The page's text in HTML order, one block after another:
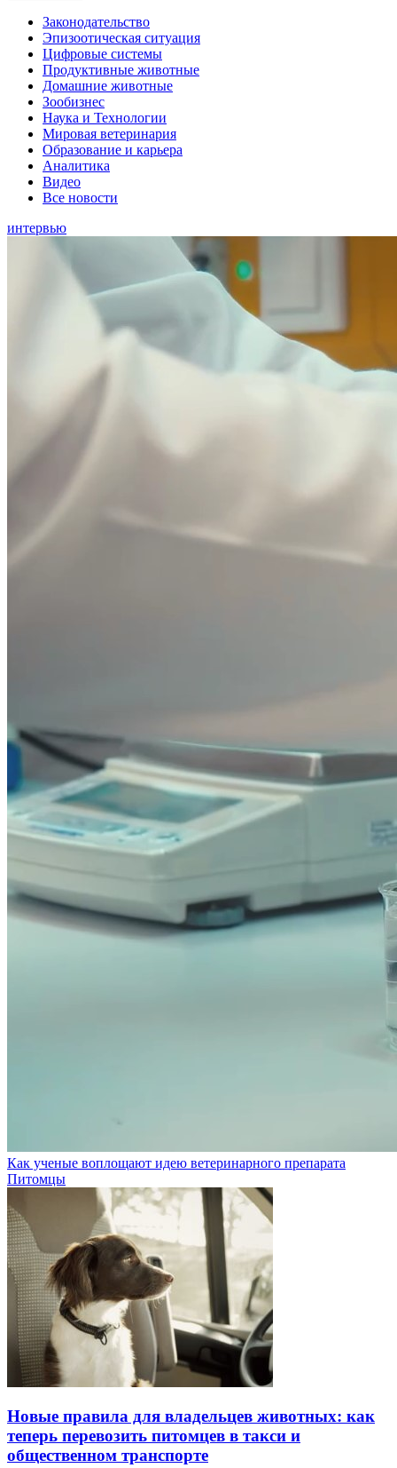
Законодательство
Эпизоотическая ситуация
Цифровые системы
Продуктивные животные
Домашние животные
Зообизнес
Наука и Технологии
Мировая ветеринария
Образование и карьера
Аналитика
Видео
Все новости
интервью
Как ученые воплощают идею ветеринарного препарата
Питомцы
Новые правила для владельцев животных: как
теперь перевозить питомцев в такси и
общественном транспорте